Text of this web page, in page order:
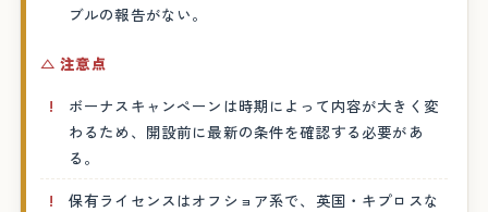
ブルの報告がない。
△ 注意点
ボーナスキャンペーンは時期によって内容が大きく変
わるため、開設前に最新の条件を確認する必要があ
る。
保有ライセンスはオフショア系で、英国・キプロスな